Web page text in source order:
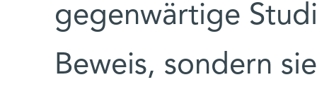
gegenwärtige
Beweis, sondern